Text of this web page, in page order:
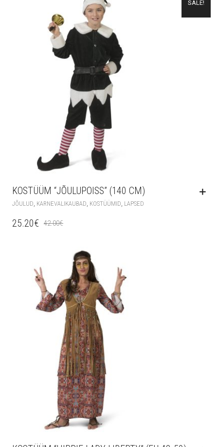
SALE!
KOSTÜÜM “JÕULUPOISS” (140 CM)
JÕULUD, KARNEVALIKAUBAD, KOSTÜÜMID, LAPSED
42.00€
25.20€